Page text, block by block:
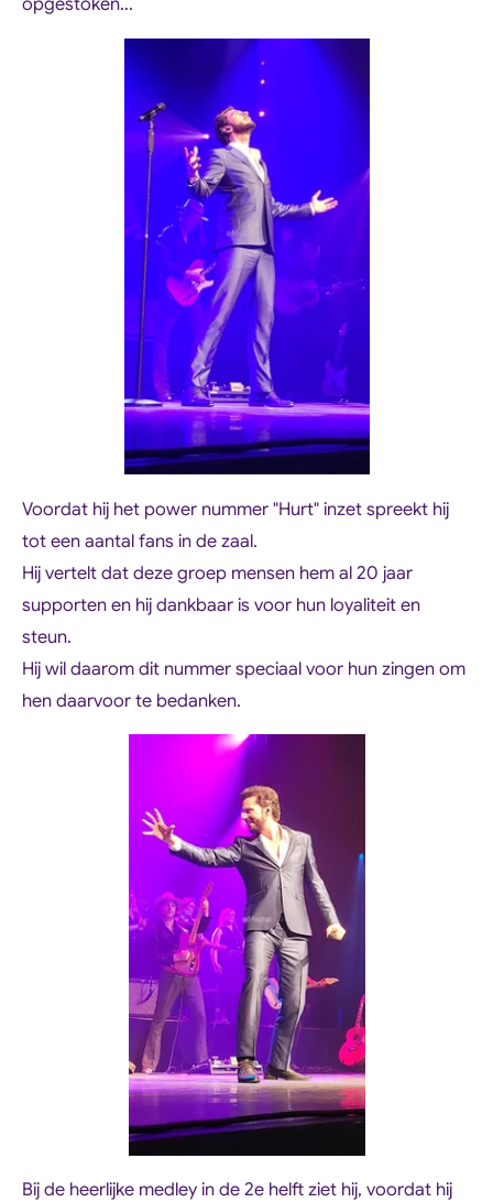
Voordat hij het power nummer "Hurt" inzet spreekt hij
tot een aantal fans in de zaal.
Hij vertelt dat deze groep mensen hem al 20 jaar
supporten en hij dankbaar is voor hun loyaliteit en
steun.
Hij wil daarom dit nummer speciaal voor hun zingen om
hen daarvoor te bedanken.
Bij de heerlijke medley in de 2e helft ziet hij, voordat hij